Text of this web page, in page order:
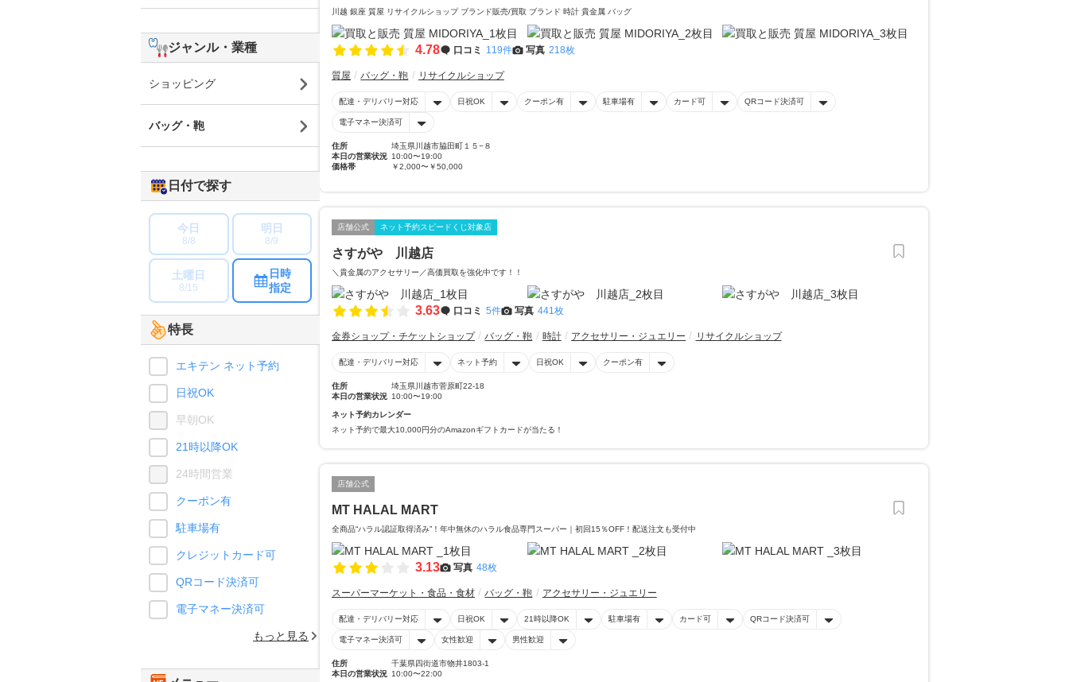
川越 銀座 質屋 リサイクルショップ ブランド販売/買取 ブランド 時計 貴金属 バッグ
4.78 口コミ 119件 写真 218枚
質屋 バッグ・鞄 リサイクルショップ
配達・デリバリー対応 日祝OK クーポン有 駐車場有 カード可 QRコード決済可
電子マネー決済可
住所
埼玉県川越市脇田町１５−８
本日の営業状況 10:00〜19:00
価格帯
￥2,000〜￥50,000
店舗公式 ネット予約スピードくじ対象店
さすがや 川越店
＼貴金属のアクセサリー／高価買取を強化中です！！
3.63 口コミ 5件 写真 441枚
金券ショップ・チケットショップ バッグ・鞄 時計 アクセサリー・ジュエリー リサイクルショップ
配達・デリバリー対応 ネット予約 日祝OK クーポン有
住所
埼玉県川越市菅原町22-18
本日の営業状況 10:00〜19:00
ネット予約カレンダー
ネット予約で最大10,000円分のAmazonギフトカードが当たる！
店舗公式
MT HALAL MART
全商品“ハラル認証取得済み”！年中無休のハラル食品専門スーパー｜初回15％OFF！配送注文も受付中
3.13 写真 48枚
スーパーマーケット・食品・食材 バッグ・鞄 アクセサリー・ジュエリー
配達・デリバリー対応 日祝OK 21時以降OK 駐車場有 カード可 QRコード決済可
電子マネー決済可 女性歓迎 男性歓迎
住所
千葉県四街道市物井1803-1
本日の営業状況 10:00〜22:00
ジャンル・業種
ショッピング
バッグ・鞄
日付で探す
今日
8/8
明日
8/9
土曜日
8/15
日時
指定
特長
エキテン ネット予約
日祝OK
早朝OK
21時以降OK
24時間営業
クーポン有
駐車場有
クレジットカード可
QRコード決済可
電子マネー決済可
もっと見る